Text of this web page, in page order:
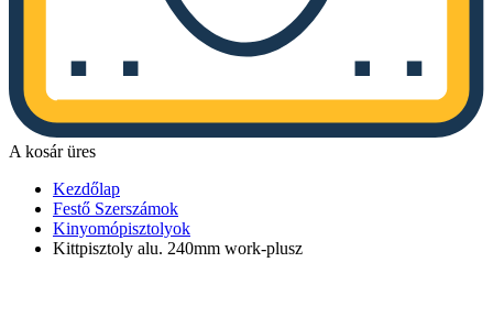
A kosár üres
Kezdőlap
Festő Szerszámok
Kinyomópisztolyok
Kittpisztoly alu. 240mm work-plusz